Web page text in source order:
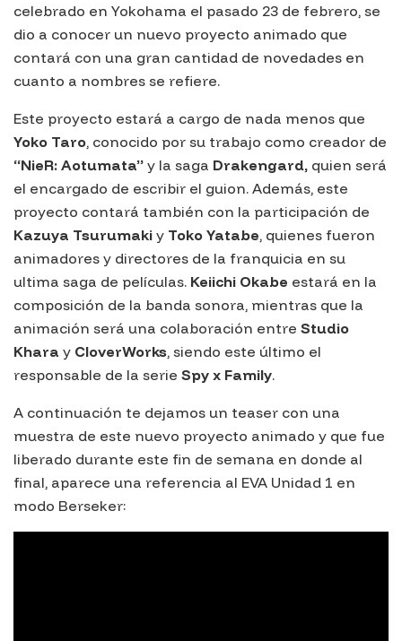
celebrado en Yokohama el pasado 23 de febrero, se
dio a conocer un nuevo proyecto animado que
contará con una gran cantidad de novedades en
cuanto a nombres se refiere.
Este proyecto estará a cargo de nada menos que
Yoko Taro, conocido por su trabajo como creador de
“NieR: Aotumata” y la saga Drakengard, quien será
el encargado de escribir el guion. Además, este
proyecto contará también con la participación de
Kazuya Tsurumaki y Toko Yatabe, quienes fueron
animadores y directores de la franquicia en su
ultima saga de películas. Keiichi Okabe estará en la
composición de la banda sonora, mientras que la
animación será una colaboración entre Studio
Khara y CloverWorks, siendo este último el
responsable de la serie Spy x Family.
A continuación te dejamos un teaser con una
muestra de este nuevo proyecto animado y que fue
liberado durante este fin de semana en donde al
final, aparece una referencia al EVA Unidad 1 en
modo Berseker: